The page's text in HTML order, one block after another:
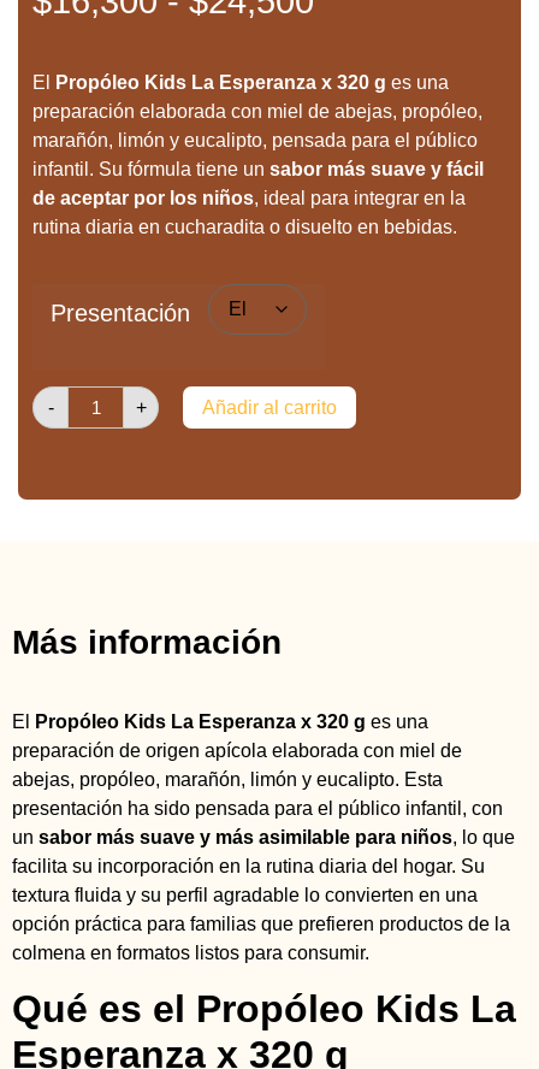
El Propóleo Kids La Esperanza x 320 g es una
preparación elaborada con miel de abejas, propóleo,
marañón, limón y eucalipto, pensada para el público
infantil. Su fórmula tiene un sabor más suave y fácil
de aceptar por los niños, ideal para integrar en la
rutina diaria en cucharadita o disuelto en bebidas.
Presentación
- + Añadir al carrito
Más información
El Propóleo Kids La Esperanza x 320 g es una
preparación de origen apícola elaborada con miel de
abejas, propóleo, marañón, limón y eucalipto. Esta
presentación ha sido pensada para el público infantil, con
un sabor más suave y más asimilable para niños, lo que
facilita su incorporación en la rutina diaria del hogar. Su
textura fluida y su perfil agradable lo convierten en una
opción práctica para familias que prefieren productos de la
colmena en formatos listos para consumir.
Qué es el Propóleo Kids La
Esperanza x 320 g